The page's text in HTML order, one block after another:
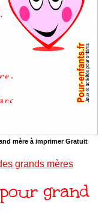
mère à imprimer Gratuit
grands mères
grand